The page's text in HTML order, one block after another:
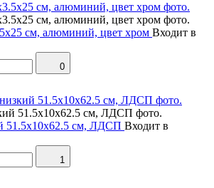
см, алюминий, цвет хром Входит в
0
51.5х10х62.5 см, ЛДСП Входит в
1